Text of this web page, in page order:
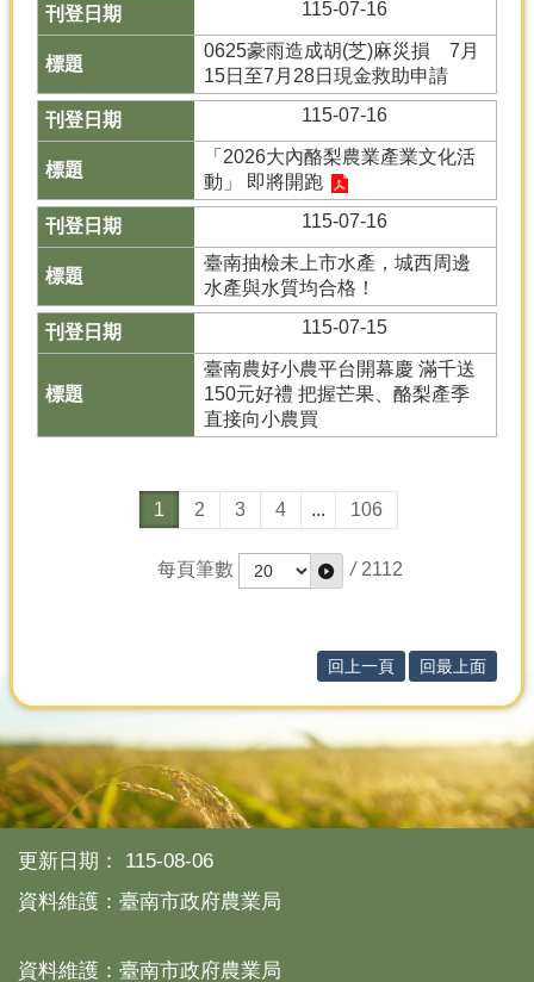
115-07-16
0625豪雨造成胡(芝)麻災損 7月
15日至7月28日現金救助申請
115-07-16
「2026大內酪梨農業產業文化活
動」 即將開跑
115-07-16
臺南抽檢未上市水產，城西周邊
水產與水質均合格！
115-07-15
臺南農好小農平台開幕慶 滿千送
150元好禮 把握芒果、酪梨產季
直接向小農買
1 2 3 4 ... 106
每頁筆數 / 2112
回上一頁 回最上面
更新日期：
115-08-06
資料維護：臺南市政府農業局
資料維護：臺南市政府農業局